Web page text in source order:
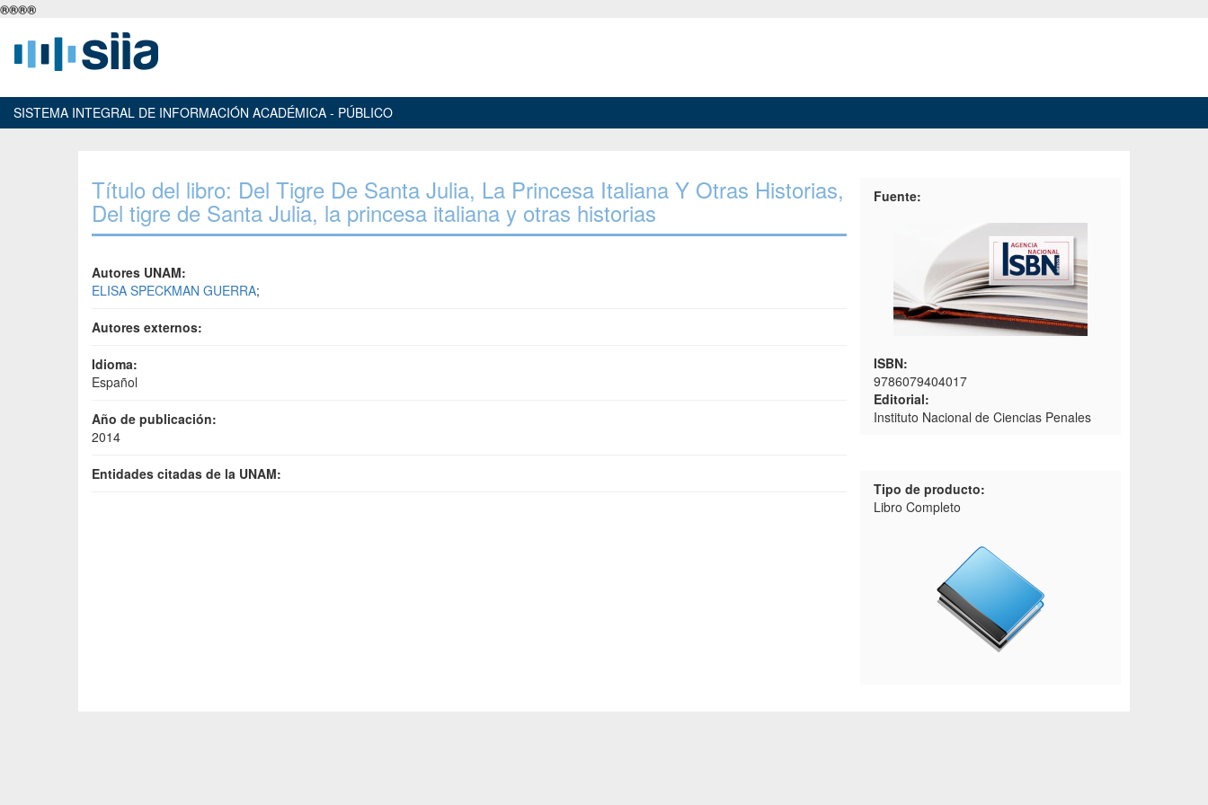
®®®®
SISTEMA INTEGRAL DE INFORMACIÓN ACADÉMICA - PÚBLICO
Título del libro: Del Tigre De Santa Julia, La Princesa Italiana Y Otras Historias,
Del tigre de Santa Julia, la princesa italiana y otras historias
Autores UNAM:
ELISA SPECKMAN GUERRA;
Autores externos:
Idioma:
Español
Año de publicación:
2014
Entidades citadas de la UNAM:
Fuente:
ISBN:
9786079404017
Editorial:
Instituto Nacional de Ciencias Penales
Tipo de producto:
Libro Completo